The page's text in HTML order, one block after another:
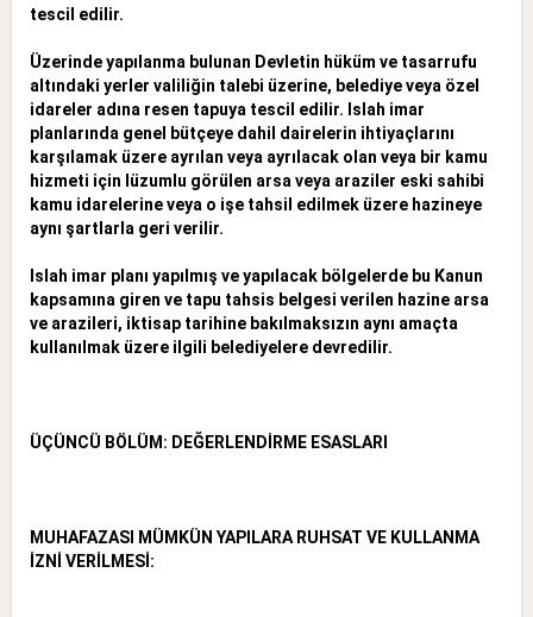
tescil edilir.
Üzerinde yapılanma bulunan Devletin hüküm ve tasarrufu
altındaki yerler valiliğin talebi üzerine, belediye veya özel
idareler adına resen tapuya tescil edilir. Islah imar
planlarında genel bütçeye dahil dairelerin ihtiyaçlarını
karşılamak üzere ayrılan veya ayrılacak olan veya bir kamu
hizmeti için lüzumlu görülen arsa veya araziler eski sahibi
kamu idarelerine veya o işe tahsil edilmek üzere hazineye
aynı şartlarla geri verilir.
Islah imar planı yapılmış ve yapılacak bölgelerde bu Kanun
kapsamına giren ve tapu tahsis belgesi verilen hazine arsa
ve arazileri, iktisap tarihine bakılmaksızın aynı amaçta
kullanılmak üzere ilgili belediyelere devredilir.
ÜÇÜNCÜ BÖLÜM: DEĞERLENDİRME ESASLARI
MUHAFAZASI MÜMKÜN YAPILARA RUHSAT VE KULLANMA
İZNİ VERİLMESİ: